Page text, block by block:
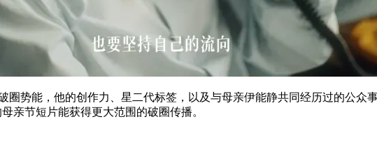
圈势能，他的创作力、星二代标签，以及与母亲伊能静共同经历过的公众
亲节短片能获得更大范围的破圈传播。